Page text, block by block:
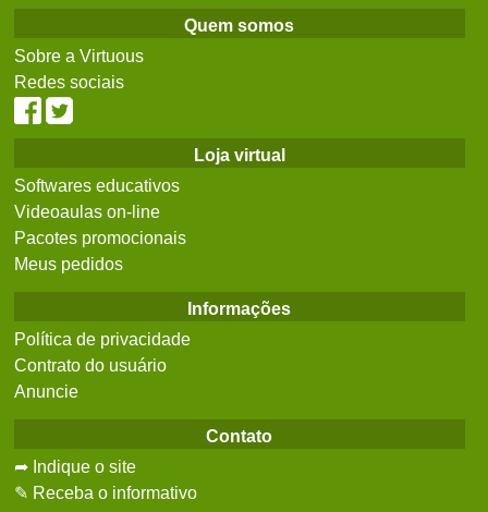
Quem somos
Sobre a Virtuous
Redes sociais
Loja virtual
Softwares educativos
Videoaulas on-line
Pacotes promocionais
Meus pedidos
Informações
Política de privacidade
Contrato do usuário
Anuncie
Contato
➦ Indique o site
✎ Receba o informativo